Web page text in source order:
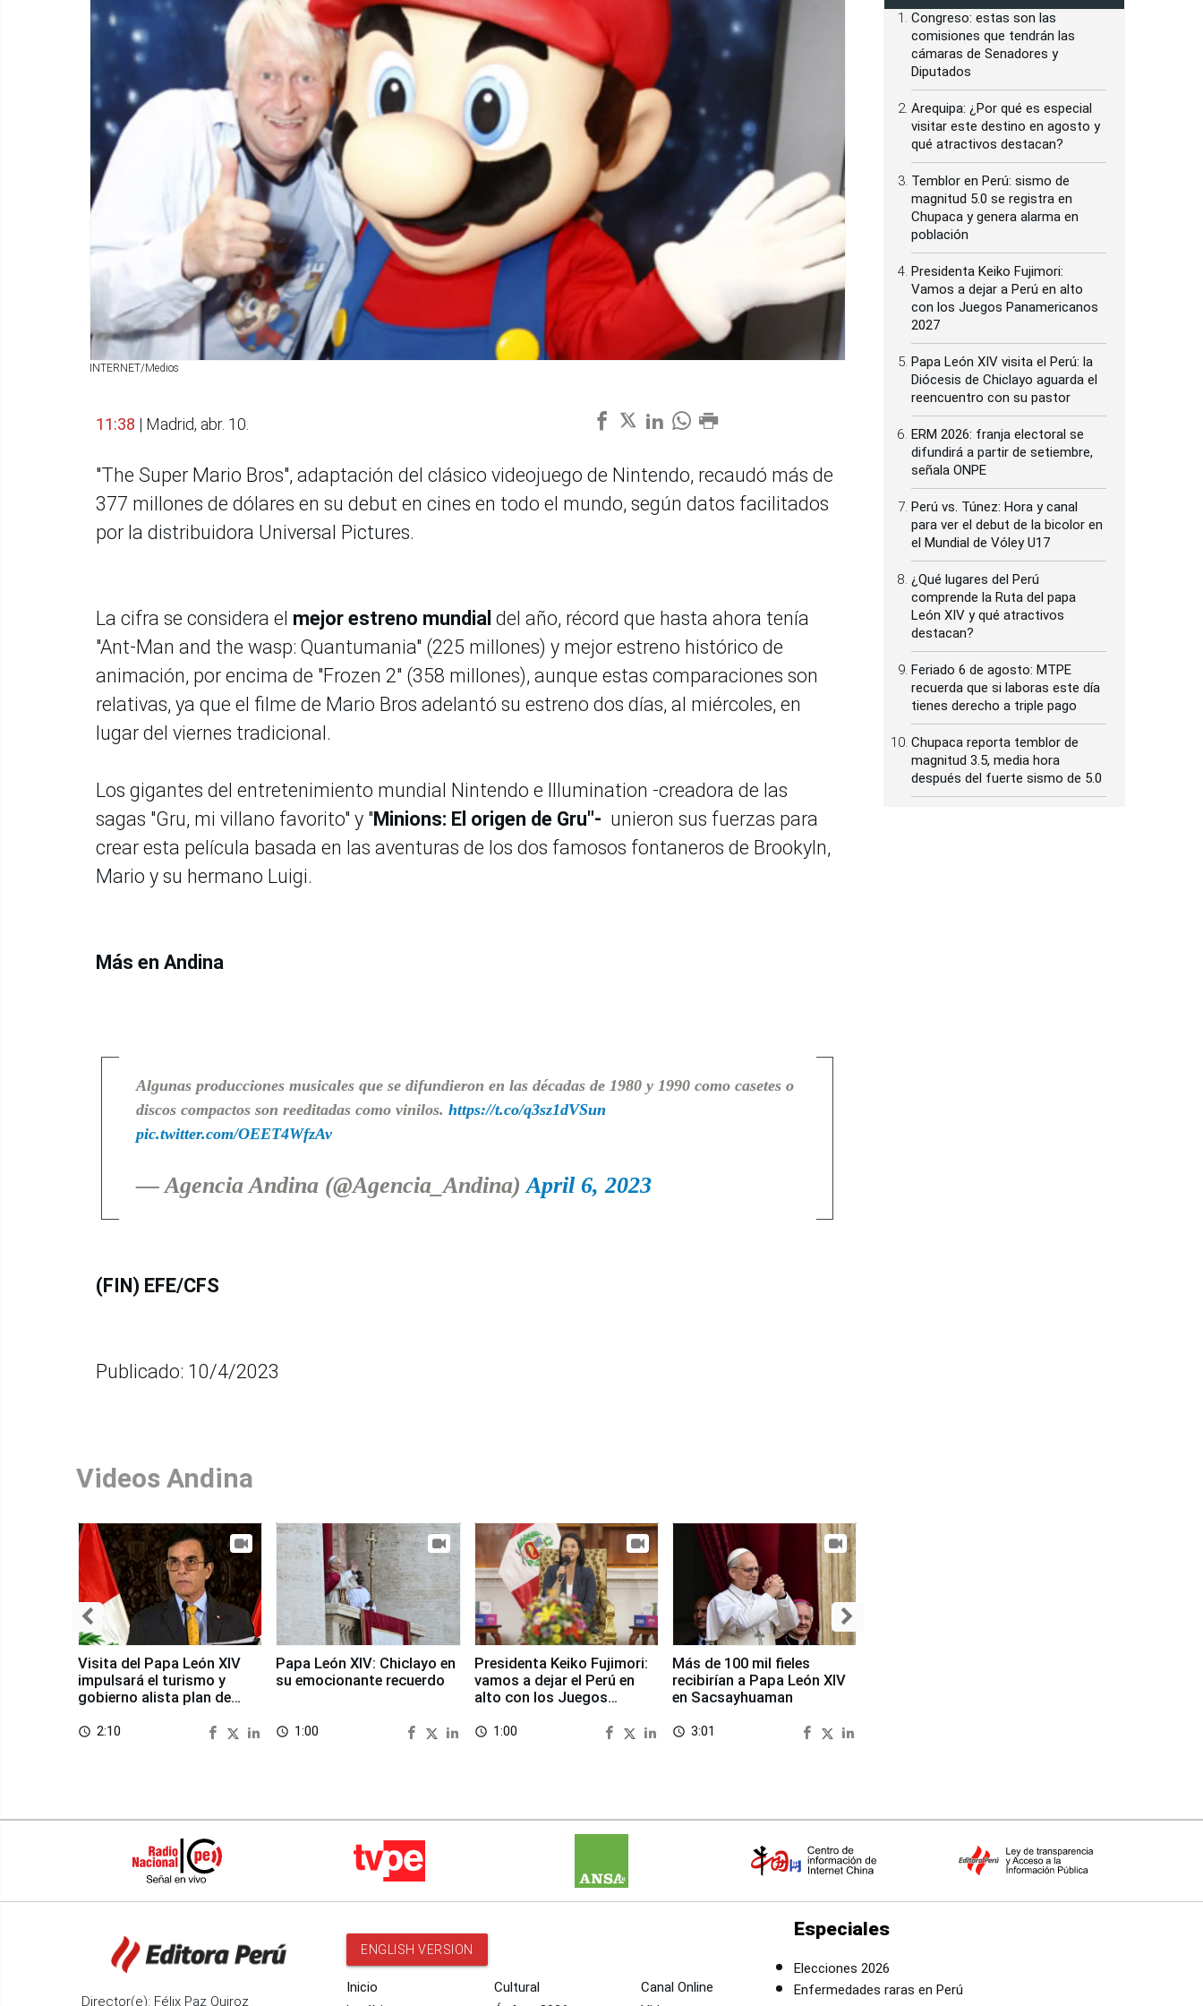
INTERNET/Medios
11:38 | Madrid, abr. 10.
"The Super Mario Bros", adaptación del clásico videojuego de Nintendo, recaudó más de
377 millones de dólares en su debut en cines en todo el mundo, según datos facilitados
por la distribuidora Universal Pictures.
La cifra se considera el mejor estreno mundial del año, récord que hasta ahora tenía
"Ant-Man and the wasp: Quantumania" (225 millones) y mejor estreno histórico de
animación, por encima de "Frozen 2" (358 millones), aunque estas comparaciones son
relativas, ya que el filme de Mario Bros adelantó su estreno dos días, al miércoles, en
lugar del viernes tradicional.
Los gigantes del entretenimiento mundial Nintendo e Illumination -creadora de las
sagas "Gru, mi villano favorito" y "Minions: El origen de Gru"- unieron sus fuerzas para
crear esta película basada en las aventuras de los dos famosos fontaneros de Brookyln,
Mario y su hermano Luigi.
Más en Andina
Algunas producciones musicales que se difundieron en las décadas de 1980 y 1990 como casetes o
discos compactos son reeditadas como vinilos. https://t.co/q3sz1dVSun
pic.twitter.com/OEET4WfzAv
— Agencia Andina (@Agencia_Andina)April 6, 2023
(FIN) EFE/CFS
Publicado: 10/4/2023
Videos Andina
Visita del Papa León XIV
impulsará el turismo y
gobierno alista plan de
access_time 2:10
Papa León XIV: Chiclayo en
su emocionante recuerdo
access_time 1:00
Presidenta Keiko Fujimori:
vamos a dejar el Perú en
alto con los Juegos
access_time 1:00
Más de 100 mil fieles
recibirían a Papa León XIV
en Sacsayhuaman
access_time 3:01
Congreso: estas son las
comisiones que tendrán las
cámaras de Senadores y
Diputados
Arequipa: ¿Por qué es especial
visitar este destino en agosto y
qué atractivos destacan?
Temblor en Perú: sismo de
magnitud 5.0 se registra en
Chupaca y genera alarma en
población
Presidenta Keiko Fujimori:
Vamos a dejar a Perú en alto
con los Juegos Panamericanos
2027
Papa León XIV visita el Perú: la
Diócesis de Chiclayo aguarda el
reencuentro con su pastor
ERM 2026: franja electoral se
difundirá a partir de setiembre,
señala ONPE
Perú vs. Túnez: Hora y canal
para ver el debut de la bicolor en
el Mundial de Vóley U17
¿Qué lugares del Perú
comprende la Ruta del papa
León XIV y qué atractivos
destacan?
Feriado 6 de agosto: MTPE
recuerda que si laboras este día
tienes derecho a triple pago
Chupaca reporta temblor de
magnitud 3.5, media hora
después del fuerte sismo de 5.0
Director(e): Félix Paz Quiroz
ENGLISH VERSION
Inicio
Cultural
Canal Online
Especiales
Elecciones 2026
Enfermedades raras en Perú